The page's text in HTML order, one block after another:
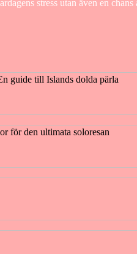
stress utan även en chans